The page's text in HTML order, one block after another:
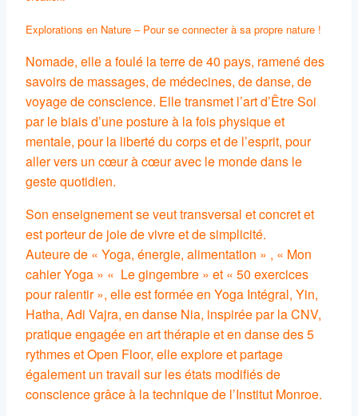
Explorations en Nature – Pour se connecter à sa propre nature !
Nomade, elle a foulé la terre de 40 pays, ramené des
savoirs de massages, de médecines, de danse, de
voyage de conscience. Elle transmet l’art d’Être Soi
par le biais d’une posture à la fois physique et
mentale, pour la liberté du corps et de l’esprit, pour
aller vers un cœur à cœur avec le monde dans le
geste quotidien.
Son enseignement se veut transversal et concret et
est porteur de joie de vivre et de simplicité.
Auteure de « Yoga, énergie, alimentation » , « Mon
cahier Yoga » « Le gingembre » et « 50 exercices
pour ralentir », elle est formée en Yoga Intégral, Yin,
Hatha, Adi Vajra, en danse Nia, inspirée par la CNV,
pratique engagée en art thérapie et en danse des 5
rythmes et Open Floor, elle explore et partage
également un travail sur les états modifiés de
conscience grâce à la technique de l’Institut Monroe.